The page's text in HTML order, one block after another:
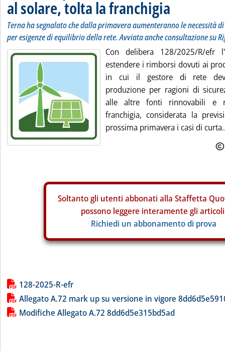
al solare, tolta la franchigia
Terna ha segnalato che dalla primavera aumenteranno le necessità
per esigenze di equilibrio della rete. Avviata anche consultazione su
Con delibera 128/2025/R/efr
estendere i rimborsi dovuti ai
in cui il gestore di rete
produzione per ragioni di
alle altre fonti rinnovabili e
franchigia, considerata la
prossima primavera i casi di
Soltanto gli utenti abbonati alla Staffetta
possono leggere interamente gli
Richiedi un abbonamento di prova
Lista allegati PDF alla notizia
128-2025-R-efr
Allegato A.72 mark up su versione in vigore
Modifiche Allegato A.72 8dd6d5e315bd5ad